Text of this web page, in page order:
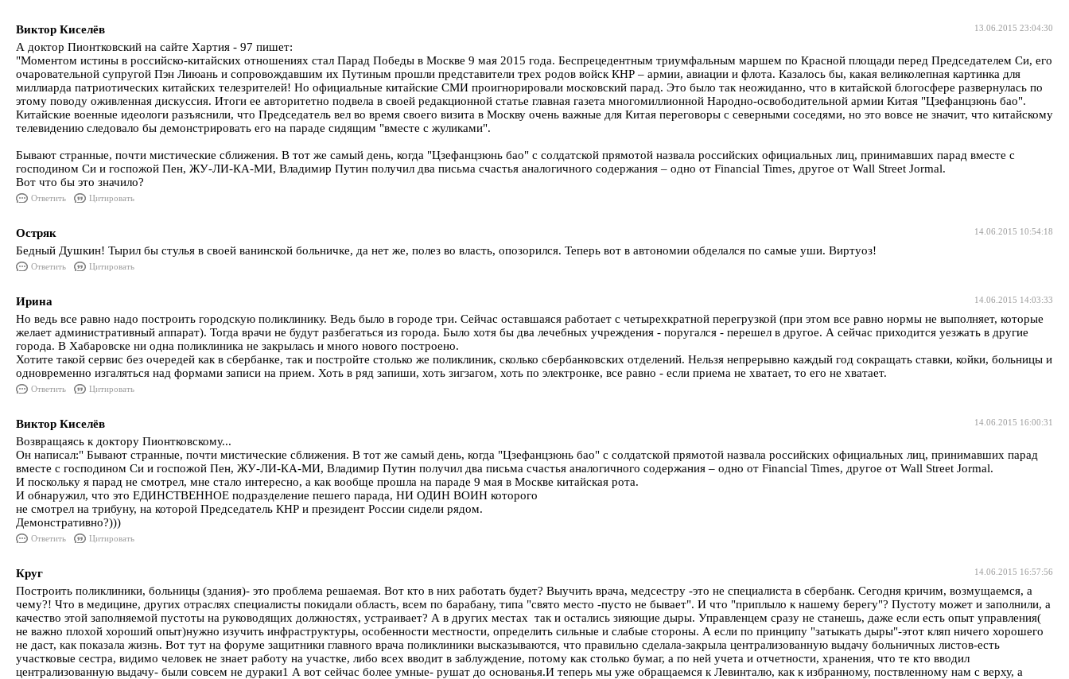
13.06.2015 23:04:30
Виктор Киселёв
А доктор Пионтковский на сайте Хартия - 97 пишет:
"Моментом истины в российско-китайских отношениях стал Парад Победы в Москве 9 мая 2015 года. Беспрецедентным триумфальным маршем по Красной площади перед Председателем Си, его
очаровательной супругой Пэн Лиюань и сопровождавшим их Путиным прошли представители трех родов войск КНР – армии, авиации и флота. Казалось бы, какая великолепная картинка для
миллиарда патриотических китайских телезрителей! Но официальные китайские СМИ проигнорировали московский парад. Это было так неожиданно, что в китайской блогосфере развернулась по
этому поводу оживленная дискуссия. Итоги ее авторитетно подвела в своей редакционной статье главная газета многомиллионной Народно-освободительной армии Китая "Цзефанцзюнь бао".
Китайские военные идеологи разъяснили, что Председатель вел во время своего визита в Москву очень важные для Китая переговоры с северными соседями, но это вовсе не значит, что китайскому
телевидению следовало бы демонстрировать его на параде сидящим "вместе с жуликами".
Бывают странные, почти мистические сближения. В тот же самый день, когда "Цзефанцзюнь бао" с солдатской прямотой назвала российских официальных лиц, принимавших парад вместе с
господином Си и госпожой Пен, ЖУ-ЛИ-КА-МИ, Владимир Путин получил два письма счастья аналогичного содержания – одно от Financial Times, другое от Wall Street Jormal.
Вот что бы это значило?
Ответить Цитировать
14.06.2015 10:54:18
Остряк
Бедный Душкин! Тырил бы стулья в своей ванинской больничке, да нет же, полез во власть, опозорился. Теперь вот в автономии обделался по самые уши. Виртуоз!
Ответить Цитировать
14.06.2015 14:03:33
Ирина
Но ведь все равно надо построить городскую поликлинику. Ведь было в городе три. Сейчас оставшаяся работает с четырехкратной перегрузкой (при этом все равно нормы не выполняет, которые
желает административный аппарат). Тогда врачи не будут разбегаться из города. Было хотя бы два лечебных учреждения - поругался - перешел в другое. А сейчас приходится уезжать в другие
города. В Хабаровске ни одна поликлиника не закрылась и много нового построено.
Хотите такой сервис без очередей как в сбербанке, так и постройте столько же поликлиник, сколько сбербанковских отделений. Нельзя непрерывно каждый год сокращать ставки, койки, больницы и
одновременно изгаляться над формами записи на прием. Хоть в ряд запиши, хоть зигзагом, хоть по электронке, все равно - если приема не хватает, то его не хватает.
Ответить Цитировать
14.06.2015 16:00:31
Виктор Киселёв
Возвращаясь к доктору Пионтковскому...
Он написал:" Бывают странные, почти мистические сближения. В тот же самый день, когда "Цзефанцзюнь бао" с солдатской прямотой назвала российских официальных лиц, принимавших парад
вместе с господином Си и госпожой Пен, ЖУ-ЛИ-КА-МИ, Владимир Путин получил два письма счастья аналогичного содержания – одно от Financial Times, другое от Wall Street Jormal.
И поскольку я парад не смотрел, мне стало интересно, а как вообще прошла на параде 9 мая в Москве китайская рота.
И обнаружил, что это ЕДИНСТВЕННОЕ подразделение пешего парада, НИ ОДИН ВОИН которого
не смотрел на трибуну, на которой Председатель КНР и президент России сидели рядом.
Демонстративно?)))
Ответить Цитировать
14.06.2015 16:57:56
Круг
Построить поликлиники, больницы (здания)- это проблема решаемая. Вот кто в них работать будет? Выучить врача, медсестру -это не специалиста в сбербанк. Сегодня кричим, возмущаемся, а
чему?! Что в медицине, других отраслях специалисты покидали область, всем по барабану, типа "свято место -пусто не бывает". И что "приплыло к нашему берегу"? Пустоту может и заполнили, а
качество этой заполняемой пустоты на руководящих должностях, устраивает? А в других местах так и остались зияющие дыры. Управленцем сразу не станешь, даже если есть опыт управления(
не важно плохой хороший опыт)нужно изучить инфраструктуры, особенности местности, определить сильные и слабые стороны. А если по принципу "затыкать дыры"-этот кляп ничего хорошего
не даст, как показала жизнь. Вот тут на форуме защитники главного врача поликлиники высказываются, что правильно сделала-закрыла централизованную выдачу больничных листов-есть
участковые сестра, видимо человек не знает работу на участке, либо всех вводит в заблуждение, потому как столько бумаг, а по ней учета и отчетности, хранения, что те кто вводил
централизованную выдачу- были совсем не дураки1 А вот сейчас более умные- рушат до основанья.И теперь мы уже обращаемся к Левинталю, как к избранному, поствленному нам с верху, а